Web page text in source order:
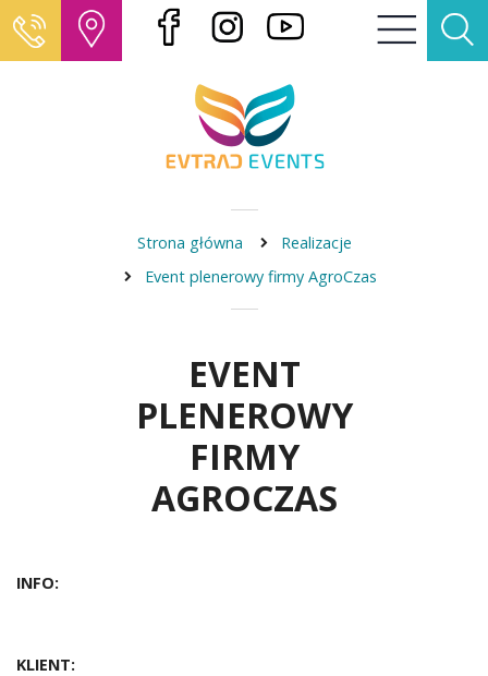
Strona główna
Realizacje
Event plenerowy firmy AgroCzas
EVENT
PLENEROWY
FIRMY
AGROCZAS
INFO:
KLIENT: